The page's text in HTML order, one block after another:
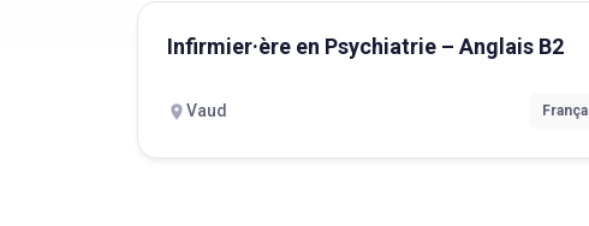
Infirmier·ère en Psychiatrie – Anglais B2
Vaud